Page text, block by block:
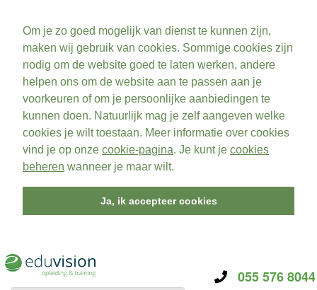
Om je zo goed mogelijk van dienst te kunnen zijn,
maken wij gebruik van cookies. Sommige cookies zijn
nodig om de website goed te laten werken, andere
helpen ons om de website aan te passen aan je
voorkeuren of om je persoonlijke aanbiedingen te
kunnen doen. Natuurlijk mag je zelf aangeven welke
cookies je wilt toestaan. Meer informatie over cookies
vind je op onze cookie-pagina. Je kunt je cookies
beheren wanneer je maar wilt.
Ja, ik accepteer cookies
055 576 8044